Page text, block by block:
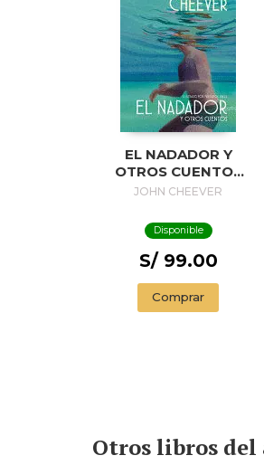
EL NADADOR Y
OTROS CUENTOS
(EDICIÓN
SWIMMER AND
OTHER STORIES (
ILLUSTRADED
EDITION)
JOHN CHEEVER
Disponible
S/ 99.00
Comprar
Otros libros